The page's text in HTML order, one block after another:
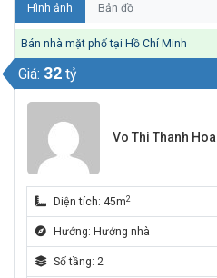
Hình ảnh Bản đồ
Bán nhà mặt phố tại Hồ Chí Minh
Giá: 32 tỷ
Vo Thi Thanh Hoa
Diện tích: 45m2
Hướng: Hướng nhà
Số tầng: 2